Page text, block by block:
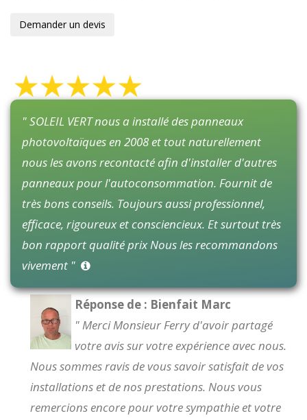
Demander un devis
" SOLEIL VERT nous a installé des panneaux
photovoltaïques en 2008 et tout naturellement
nous les avons recontacté afin d'installer d'autres
panneaux pour l'autoconsommation. Fournit de
très bons conseils. Toujours aussi professionnel,
efficace, rigoureux et consciencieux. Et surtout très
bon rapport qualité prix Nous les recommandons
vivement "
Réponse de : Bienfait Marc
" Merci Monsieur Ferry d'avoir partagé
votre avis sur votre expérience avec nous.
Nous sommes ravis de vous savoir satisfait de vos
installations et de nos prestations. Nous vous
remercions encore pour votre sympathie et votre